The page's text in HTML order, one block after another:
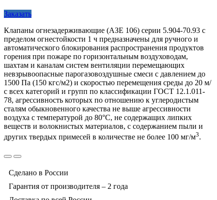
Заказать
Клапаны огнезадерживающие (АЗЕ 106) серии 5.904-70.93 с
пределом огнестойкости 1 ч предназначены для ручного и
автоматического блокирования распространения продуктов
горения при пожаре по горизонтальным воздуховодам,
шахтам и каналам систем вентиляции перемещающих
невзрывоопасные парогазовоздушные смеси с давлением до
1500 Па (150 кгс/м2) и скоростью перемещения среды до 20 м/
с всех категорий и групп по классификации ГОСТ 12.1.011-
78, агрессивность которых по отношению к углеродистым
сталям обыкновенного качества не выше агрессивности
воздуха с температурой до 80°С, не содержащих липких
веществ и волокнистых материалов, с содержанием пыли и
других твердых примесей в количестве не более 100 мг/м3.
Сделано в России
Гарантия от производителя – 2 года